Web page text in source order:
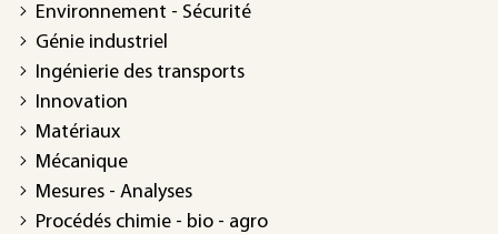
Environnement - Sécurité
Génie industriel
Ingénierie des transports
Innovation
Matériaux
Mécanique
Mesures - Analyses
Procédés chimie - bio - agro